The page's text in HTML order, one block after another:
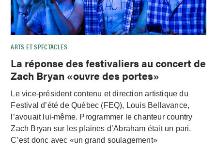
ARTS ET SPECTACLES
La réponse des festivaliers au concert de
Zach Bryan «ouvre des portes»
Le vice-président contenu et direction artistique du
Festival d’été de Québec (FEQ), Louis Bellavance,
l’avouait lui-même. Programmer le chanteur country
Zach Bryan sur les plaines d’Abraham était un pari.
C’est donc avec «un grand soulagement»